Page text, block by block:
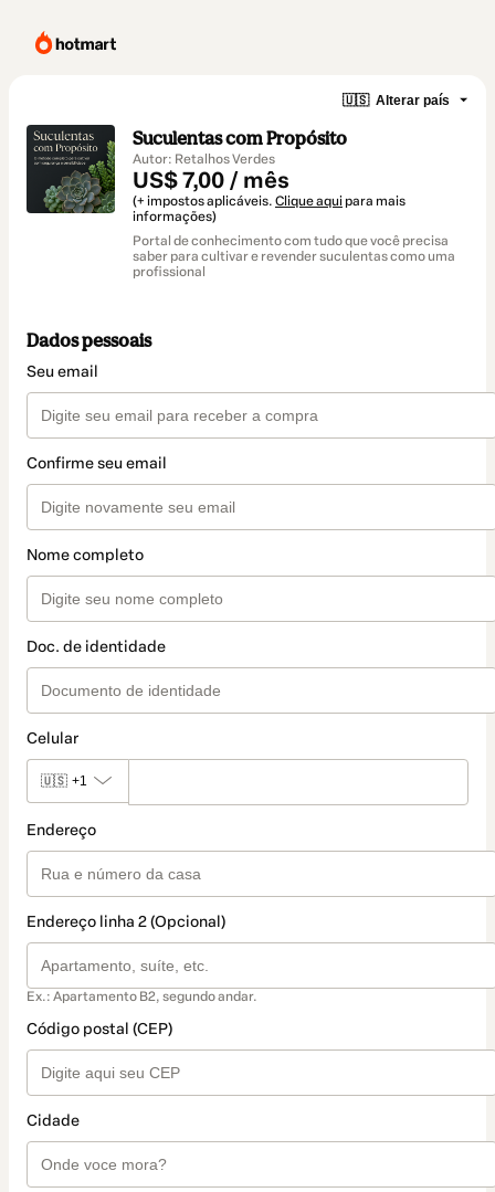
🇺🇸 Alterar país
Suculentas com Propósito
Autor: Retalhos Verdes
US$ 7,00 / mês
(+ impostos aplicáveis. Clique aqui para mais
informações)
Portal de conhecimento com tudo que você precisa
saber para cultivar e revender suculentas como uma
profissional
Dados pessoais
Seu email
Confirme seu email
Nome completo
Doc. de identidade
Celular
🇺🇸 +1
Endereço
Endereço linha 2 (Opcional)
Ex.: Apartamento B2, segundo andar.
Código postal (CEP)
Cidade